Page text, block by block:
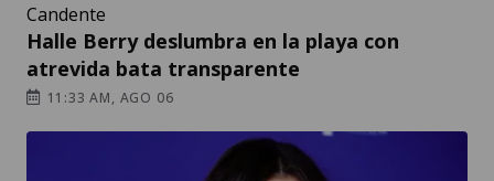
Candente
Halle Berry deslumbra en la playa con
atrevida bata transparente
11:33 AM, AGO 06